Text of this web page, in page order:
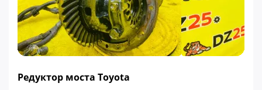
Редуктор моста Toyota